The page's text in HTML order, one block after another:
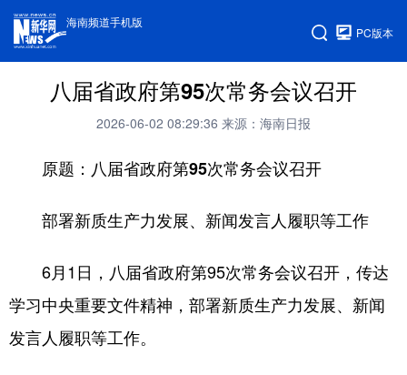
海南频道手机版
PC版本
八届省政府第95次常务会议召开
2026-06-02 08:29:36 来源：海南日报
原题：八届省政府第95次常务会议召开
部署新质生产力发展、新闻发言人履职等工作
6月1日，八届省政府第95次常务会议召开，传达
学习中央重要文件精神，部署新质生产力发展、新闻
发言人履职等工作。